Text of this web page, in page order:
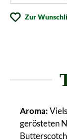
Zur
Aroma:
gerösteten